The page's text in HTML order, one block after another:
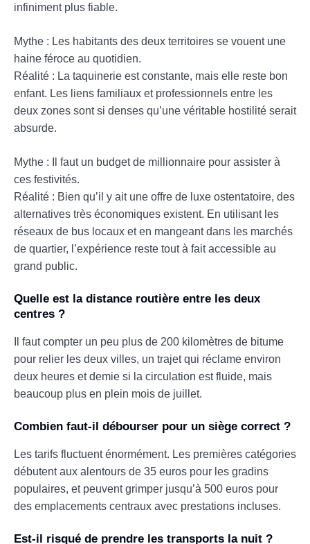
infiniment plus fiable.
Mythe : Les habitants des deux territoires se vouent une
haine féroce au quotidien.
Réalité : La taquinerie est constante, mais elle reste bon
enfant. Les liens familiaux et professionnels entre les
deux zones sont si denses qu’une véritable hostilité serait
absurde.
Mythe : Il faut un budget de millionnaire pour assister à
ces festivités.
Réalité : Bien qu’il y ait une offre de luxe ostentatoire, des
alternatives très économiques existent. En utilisant les
réseaux de bus locaux et en mangeant dans les marchés
de quartier, l’expérience reste tout à fait accessible au
grand public.
Quelle est la distance routière entre les deux
centres ?
Il faut compter un peu plus de 200 kilomètres de bitume
pour relier les deux villes, un trajet qui réclame environ
deux heures et demie si la circulation est fluide, mais
beaucoup plus en plein mois de juillet.
Combien faut-il débourser pour un siège correct ?
Les tarifs fluctuent énormément. Les premières catégories
débutent aux alentours de 35 euros pour les gradins
populaires, et peuvent grimper jusqu’à 500 euros pour
des emplacements centraux avec prestations incluses.
Est-il risqué de prendre les transports la nuit ?